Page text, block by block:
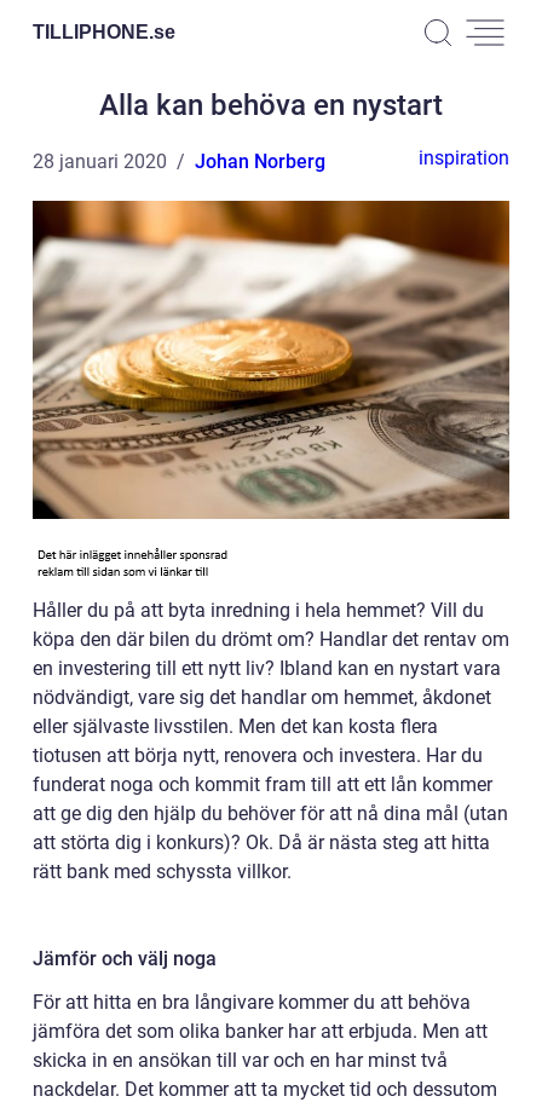
TILLIPHONE.se
Alla kan behöva en nystart
28 januari 2020 Johan Norberg inspiration
Håller du på att byta inredning i hela hemmet? Vill du
köpa den där bilen du drömt om? Handlar det rentav om
en investering till ett nytt liv? Ibland kan en nystart vara
nödvändigt, vare sig det handlar om hemmet, åkdonet
eller självaste livsstilen. Men det kan kosta flera
tiotusen att börja nytt, renovera och investera. Har du
funderat noga och kommit fram till att ett lån kommer
att ge dig den hjälp du behöver för att nå dina mål (utan
att störta dig i konkurs)? Ok. Då är nästa steg att hitta
rätt bank med schyssta villkor.
Jämför och välj noga
För att hitta en bra långivare kommer du att behöva
jämföra det som olika banker har att erbjuda. Men att
skicka in en ansökan till var och en har minst två
nackdelar. Det kommer att ta mycket tid och dessutom